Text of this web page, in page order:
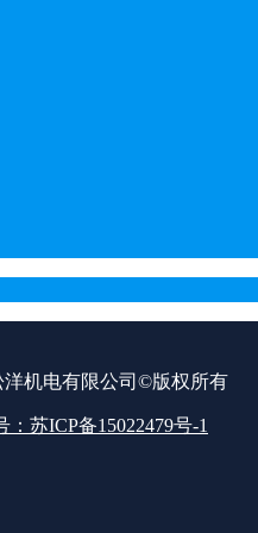
洋机电有限公司©版权所有
：苏ICP备15022479号-1